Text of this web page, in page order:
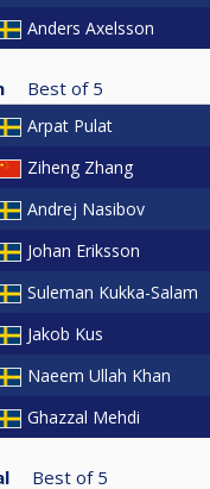
Anders Axelsson
Best of 5
Arpat Pulat
Ziheng Zhang
Andrej Nasibov
Johan Eriksson
Suleman Kukka-Salam
Jakob Kus
Naeem Ullah Khan
Ghazzal Mehdi
Best of 5